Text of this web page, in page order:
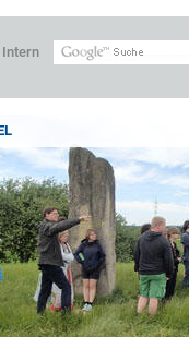
Intern